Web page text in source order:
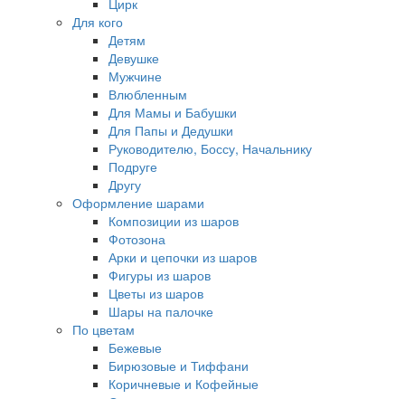
Цирк
Для кого
Детям
Девушке
Мужчине
Влюбленным
Для Мамы и Бабушки
Для Папы и Дедушки
Руководителю, Боссу, Начальнику
Подруге
Другу
Оформление шарами
Композиции из шаров
Фотозона
Арки и цепочки из шаров
Фигуры из шаров
Цветы из шаров
Шары на палочке
По цветам
Бежевые
Бирюзовые и Тиффани
Коричневые и Кофейные